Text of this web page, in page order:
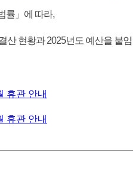
률」에 따라,
산 현황과 2025년도 예산을 붙임
휴관 안내
휴관 안내